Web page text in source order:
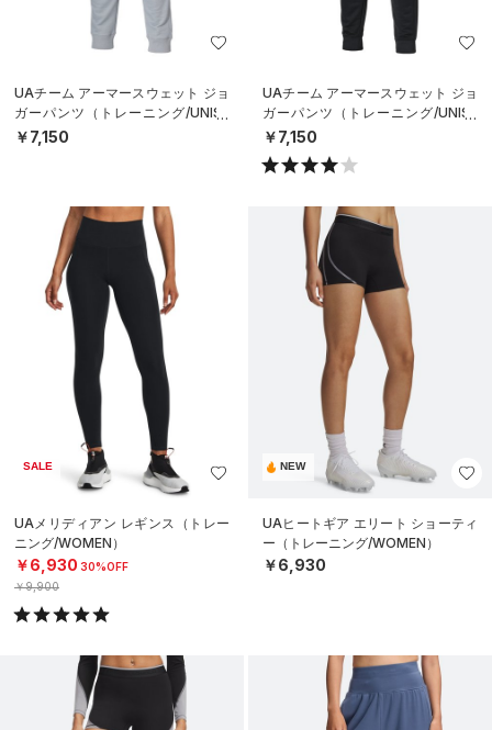
UAチーム アーマースウェット ジョ
ガーパンツ（トレーニング/UNISE
X）
￥7,150
UAチーム アーマースウェット ジョ
ガーパンツ（トレーニング/UNISE
X）
￥7,150
SALE
UAメリディアン レギンス（トレー
ニング/WOMEN）
￥6,930 30%OFF
￥9,900
NEW
UAヒートギア エリート ショーティ
ー（トレーニング/WOMEN）
￥6,930